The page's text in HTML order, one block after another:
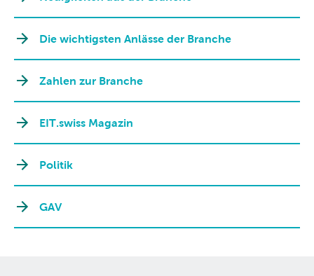
Die wichtigsten Anlässe der Branche
Zahlen zur Branche
EIT.swiss Magazin
Politik
GAV